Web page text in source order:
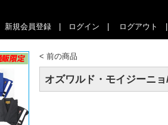
新規会員登録 ログイン ログアウト
< 前の商品
オズワルド・モイジーニ